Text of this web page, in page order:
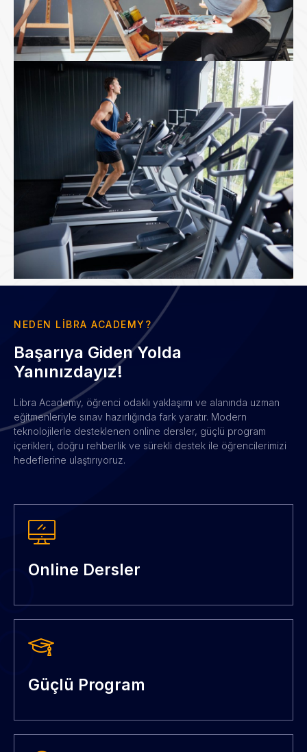
NEDEN LIBRA ACADEMY?
Başarıya Giden Yolda
Yanınızdayız!
Libra Academy, öğrenci odaklı yaklaşımı ve alanında uzman
eğitmenleriyle sınav hazırlığında fark yaratır. Modern
teknolojilerle desteklenen online dersler, güçlü program
içerikleri, doğru rehberlik ve sürekli destek ile öğrencilerimizi
hedeflerine ulaştırıyoruz.
Online Dersler
Güçlü Program